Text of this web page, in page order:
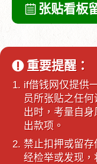
张贴看板
重要提醒：
if借钱网仅提供
员所张贴之任
出时，考量自
出款项。
禁止扣押或留存
经检举或发现，